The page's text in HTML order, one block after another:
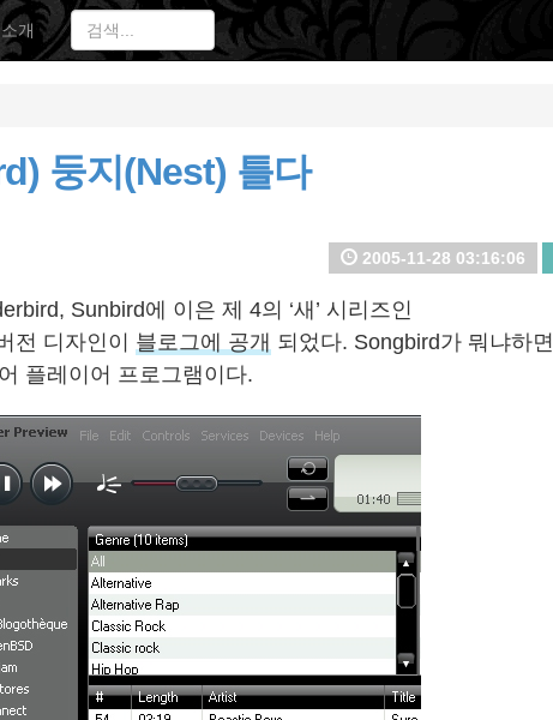
소개
둥지(Nest) 틀다
2005-11-28 03:16:06
Sunbird에 이은 제 4의 ‘새’ 시리즈인
전 디자인이 블로그에 공개 되었다. Songbird가 뭐냐하면
플레이어 프로그램이다.